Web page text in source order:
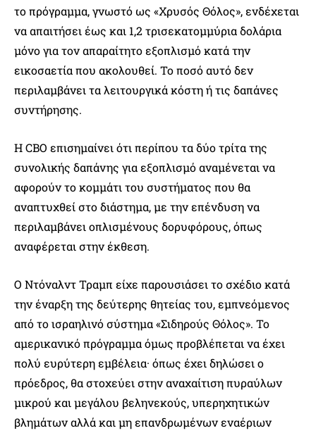
το πρόγραμμα, γνωστό ως «Χρυσός Θόλος», ενδέχεται
να απαιτήσει έως και 1,2 τρισεκατομμύρια δολάρια
μόνο για τον απαραίτητο εξοπλισμό κατά την
εικοσαετία που ακολουθεί. Το ποσό αυτό δεν
περιλαμβάνει τα λειτουργικά κόστη ή τις δαπάνες
συντήρησης.
Η CBO επισημαίνει ότι περίπου τα δύο τρίτα της
συνολικής δαπάνης για εξοπλισμό αναμένεται να
αφορούν το κομμάτι του συστήματος που θα
αναπτυχθεί στο διάστημα, με την επένδυση να
περιλαμβάνει οπλισμένους δορυφόρους, όπως
αναφέρεται στην έκθεση.
Ο Ντόναλντ Τραμπ είχε παρουσιάσει το σχέδιο κατά
την έναρξη της δεύτερης θητείας του, εμπνεόμενος
από το ισραηλινό σύστημα «Σιδηρούς Θόλος». Το
αμερικανικό πρόγραμμα όμως προβλέπεται να έχει
πολύ ευρύτερη εμβέλεια· όπως έχει δηλώσει ο
πρόεδρος, θα στοχεύει στην αναχαίτιση πυραύλων
μικρού και μεγάλου βεληνεκούς, υπερηχητικών
βλημάτων αλλά και μη επανδρωμένων εναέριων